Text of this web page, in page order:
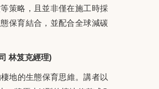
策略，且並非僅在施工時採
保育結合，並配合全球減碳
林笈克經理)
地的生態保育思維。講者以